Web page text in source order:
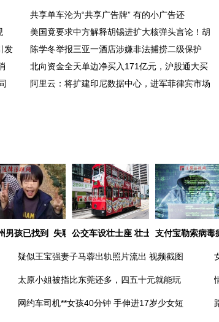
共享单车沦为“共享广告牌” 有的小广告还
美国竟要求中方解释胡锡进扩大核弹头言论！胡
发
陈学冬举报三亚一酒店涉嫌非法捕捞二级保护
北向资金全天单边净买入171亿元，沪股通大买
阿里云：将扩建印尼数据中心，进军菲律宾市场
艳男孩已找到 失联事件令人深思公交车设壮士座 壮士座背后有哪些深
支付宝勒索病毒
疑似王宝强妻子马蓉出轨照片流出 视频截图
太原小姐被指比东莞还多，四五十元就能玩
网约车司机**女孩40分钟 手伸进17岁少女短